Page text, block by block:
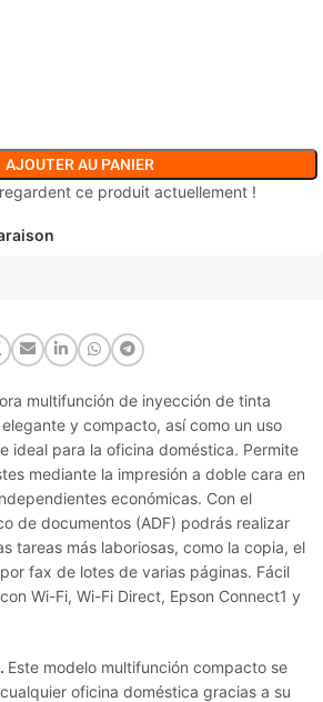
AJOUTER AU PANIER
ce produit actuellement !
multifunción de inyección de tinta
y compacto, así como un uso
ideal para la oficina doméstica. Permite
mediante la impresión a doble cara en
económicas. Con el
de documentos (ADF) podrás realizar
tareas más laboriosas, como la copia, el
fax de lotes de varias páginas. Fácil
Wi-Fi, Wi-Fi Direct, Epson Connect1 y
Este modelo multifunción compacto se
oficina doméstica gracias a su